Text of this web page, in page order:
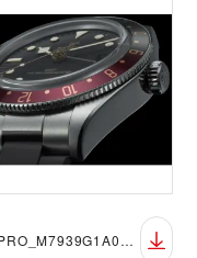
T24_PRO_M7939G1A0NRU-0001_011.